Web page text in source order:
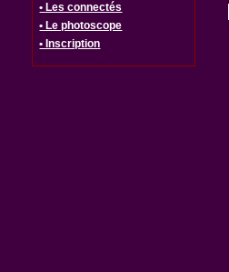
• Les connectés
• Le photoscope
• Inscription